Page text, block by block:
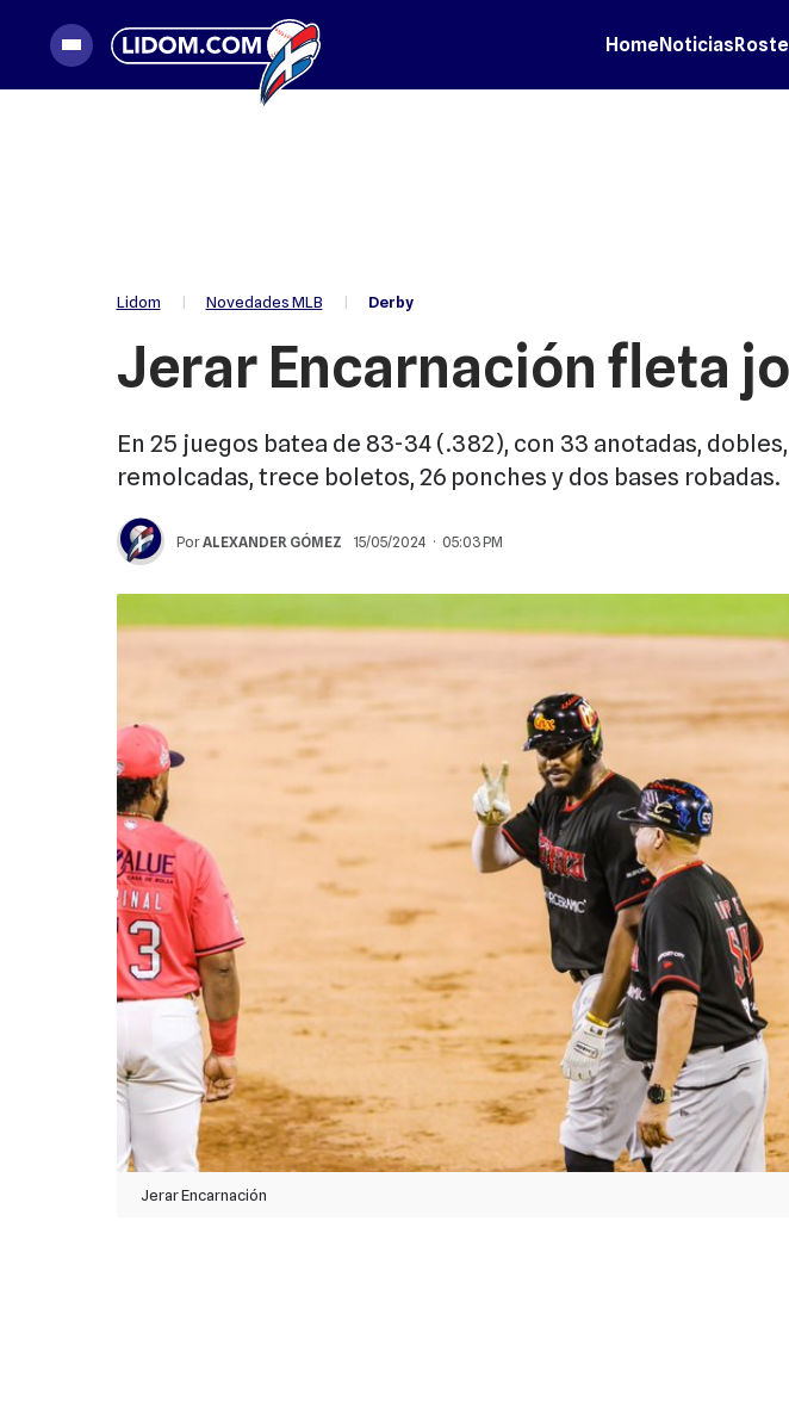
HomeNoticias
Lidom | Novedades MLB | Derby
Jerar Encarnación fleta
En 25 juegos batea de 83-34 (.382), con 33 anotadas,
remolcadas, trece boletos, 26 ponches y dos bases robadas.
PorALEXANDER GÓMEZ 15/05/2024 · 05:03 PM
Jerar Encarnación